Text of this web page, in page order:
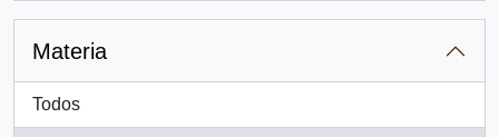
Materia
Todos